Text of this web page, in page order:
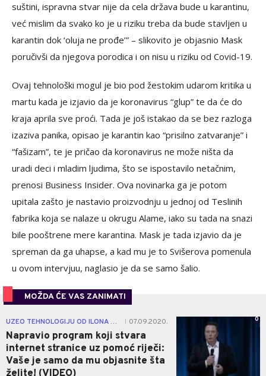
suštini, ispravna stvar nije da cela država bude u karantinu,
već mislim da svako ko je u riziku treba da bude stavljen u
karantin dok ‘oluja ne prođe’” – slikovito je objasnio Mask
poručivši da njegova porodica i on nisu u riziku od Covid-19.
Ovaj tehnološki mogul je bio pod žestokim udarom kritika u
martu kada je izjavio da je koronavirus “glup” te da će do
kraja aprila sve proći. Tada je još istakao da se bez razloga
izaziva panika, opisao je karantin kao “prisilno zatvaranje” i
“fašizam”, te je pričao da koronavirus ne može ništa da
uradi deci i mladim ljudima, što se ispostavilo netačnim,
prenosi Business Insider. Ova novinarka ga je potom
upitala zašto je nastavio proizvodnju u jednoj od Teslinih
fabrika koja se nalaze u okrugu Alame, iako su tada na snazi
bile pooštrene mere karantina. Mask je tada izjavio da je
spreman da ga uhapse, a kad mu je to Svišerova pomenula
u ovom intervjuu, naglasio je da se samo šalio.
MOŽDA ĆE VAS ZANIMATI
UZEO TEHNOLOGIJU OD ILONA MASKA 07.09.2020.
Napravio program koji stvara
internet stranice uz pomoć riječi:
Vaše je samo da mu objasnite šta
0